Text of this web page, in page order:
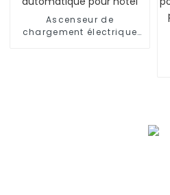
Ascenseur de
chargement électrique